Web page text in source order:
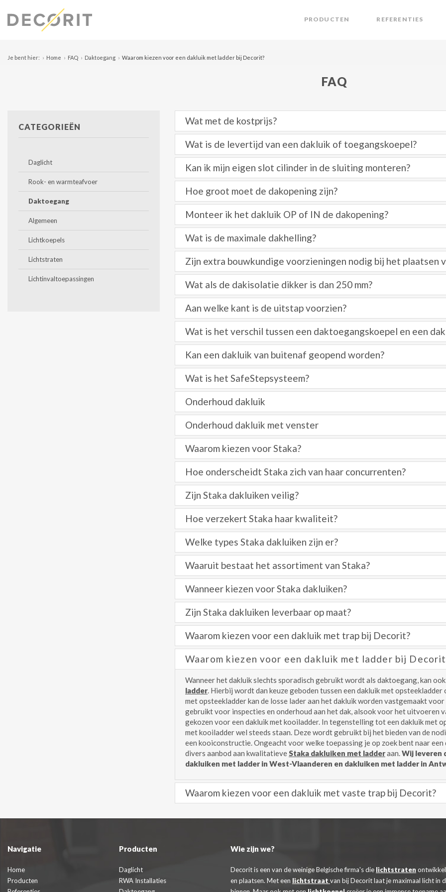
PRODUCTEN REFERENTIES
Je bent hier: Home FAQ Daktoegang Waarom kiezen voor een dakluik met ladder bij Decorit?
FAQ
CATEGORIEËN
Daglicht
Rook- en warmteafvoer
Daktoegang
Algemeen
Lichtkoepels
Lichtstraten
Lichtinvaltoepassingen
Wat met de kostprijs?
Wat is de levertijd van een dakluik of toegangskoepel?
Kan ik mijn eigen slot cilinder in de sluiting monteren?
Hoe groot moet de dakopening zijn?
Monteer ik het dakluik OP of IN de dakopening?
Wat is de maximale dakhelling?
Zijn extra bouwkundige voorzieningen nodig bij het plaatsen
Wat als de dakisolatie dikker is dan 250 mm?
Aan welke kant is de uitstap voorzien?
Wat is het verschil tussen een daktoegangskoepel en een
Kan een dakluik van buitenaf geopend worden?
Wat is het SafeStepsysteem?
Onderhoud dakluik
Onderhoud dakluik met venster
Waarom kiezen voor Staka?
Hoe onderscheidt Staka zich van haar concurrenten?
Zijn Staka dakluiken veilig?
Hoe verzekert Staka haar kwaliteit?
Welke types Staka dakluiken zijn er?
Waaruit bestaat het assortiment van Staka?
Wanneer kiezen voor Staka dakluiken?
Zijn Staka dakluiken leverbaar op maat?
Waarom kiezen voor een dakluik met trap bij Decorit?
Waarom kiezen voor een dakluik met ladder bij
Wanneer het dakluik slechts sporadisch gebruikt wordt als daktoegang, kan
ladder. Hierbij wordt dan keuze geboden tussen een dakluik met
met opsteekladder kan de losse lader aan het dakluik worden vastgemaakt
gebruikt voor inspecties en onderhoud aan het dak, alsook voor het uitvoeren
gekozen voor een dakluik met kooiladder. In tegenstelling tot een dakluik met
met kooiladder wel steeds staan. Deze wordt gebruikt bij het bieden van de
een kooiconstructie. Ongeacht voor welke toepassing je op zoek bent naar
divers aanbod aan kwalitatieve Staka dakluiken met ladderaan. Wij leveren
dakluiken met ladder in West-Vlaanderen en dakluiken met ladder in
Waarom kiezen voor een dakluik met vaste trap bij Decorit?
Navigatie
Home
Producten
Producten
Daglicht
RWA Installaties
Wie zijn we?
Decorit is een van de weinige Belgische firma's die lichtstraten
en plaatsen. Met een lichtstraat van bij Decorit laat je maximaal licht in